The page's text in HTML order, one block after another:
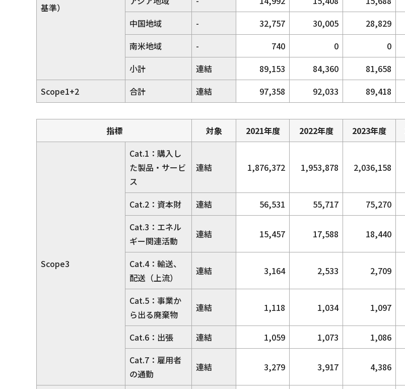
基準）
中国地域 - 32,757 30,005 28,829
南米地域 - 740 0 0
小計 連結 89,153 84,360 81,658
Scope1+2 合計 連結 97,358 92,033 89,418
指標 対象 2021年度 2022年度 2023年度
Scope3
Cat.1：購入し
た製品・サービ
ス
連結 1,876,372 1,953,878 2,036,158
Cat.2：資本財 連結 56,531 55,717 75,270
Cat.3：エネル
ギー関連活動
連結 15,457 17,588 18,440
Cat.4：輸送、
配送（上流）
連結 3,164 2,533 2,709
Cat.5：事業か
ら出る廃棄物
連結 1,118 1,034 1,097
Cat.6：出張 連結 1,059 1,073 1,086
Cat.7：雇用者
の通勤
連結 3,279 3,917 4,386